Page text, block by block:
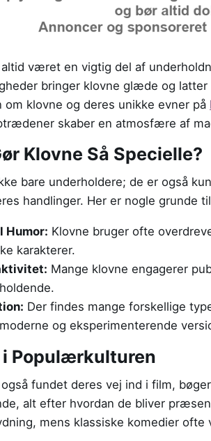
altid været en vigtig del af
bringer klovne glæde og
om klovne og deres unikke evner på
skaber en atmosfære af
Klovne Så Specielle?
bare underholdere; de er også
handlinger. Her er nogle grunde
Humor: Klovne bruger ofte
karakterer.
Mange klovne engagerer
Der findes mange forskellige
og eksperimenterende
i Populærkulturen
også fundet deres vej ind i film,
alt efter hvordan de bliver
mens klassiske komedier ofte